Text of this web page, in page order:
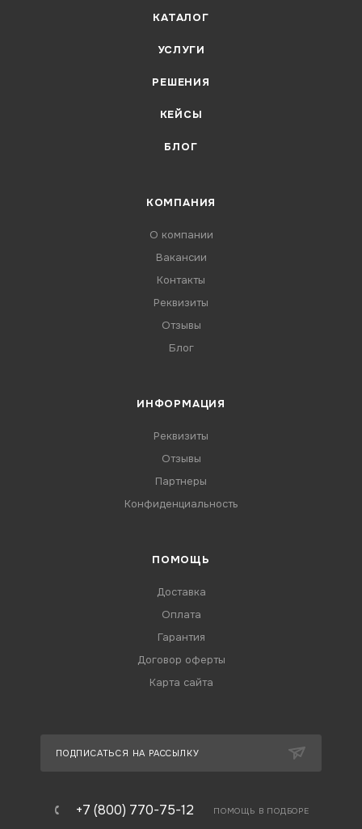
КАТАЛОГ
УСЛУГИ
РЕШЕНИЯ
КЕЙСЫ
БЛОГ
КОМПАНИЯ
О компании
Вакансии
Контакты
Реквизиты
Отзывы
Блог
ИНФОРМАЦИЯ
Реквизиты
Отзывы
Партнеры
Конфиденциальность
ПОМОЩЬ
Доставка
Оплата
Гарантия
Договор оферты
Карта сайта
ПОДПИСАТЬСЯ НА РАССЫЛКУ
+7 (800) 770-75-12 ПОМОЩЬ В ПОДБОРЕ